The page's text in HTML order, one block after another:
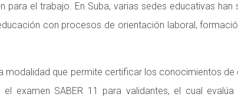
el trabajo. En Suba, varias sedes educativas
con procesos de orientación laboral,
que permite certificar los conocimientos
examen SABER 11 para validantes, el cual